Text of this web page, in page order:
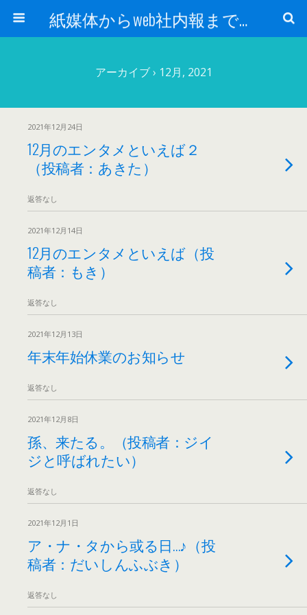
紙媒体からweb社内報まで 社内報制作会社 創言社：東京都千代田区飯田橋駅から１分
アーカイブ › 12月, 2021
2021年12月24日
12月のエンタメといえば２
（投稿者：あきた）
返答なし
2021年12月14日
12月のエンタメといえば（投
稿者：もき）
返答なし
2021年12月13日
年末年始休業のお知らせ
返答なし
2021年12月8日
孫、来たる。（投稿者：ジイ
ジと呼ばれたい）
返答なし
2021年12月1日
ア・ナ・タから或る日…♪（投
稿者：だいしんふぶき）
返答なし